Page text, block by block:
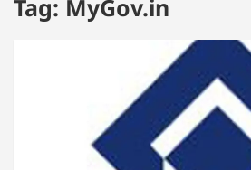
Tag: MyGov.in